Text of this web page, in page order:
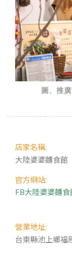
圖、推
店家名稱:
大陸婆婆麵食館
官方網站:
FB大陸婆婆麵食
營業地址:
台東縣池上鄉福